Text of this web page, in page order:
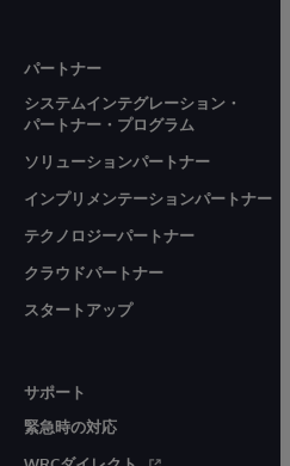
パートナー
システムインテグレーション・
パートナー・プログラム
ソリューションパートナー
インプリメンテーションパートナー
テクノロジーパートナー
クラウドパートナー
スタートアップ
サポート
緊急時の対応